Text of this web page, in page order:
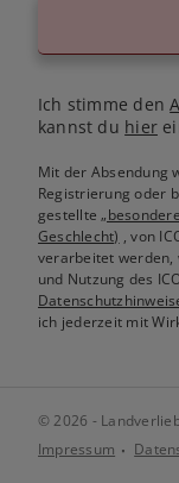
Ich stimme den
kannst du hier
Mit der Absendung
Registrierung oder
gestellte
Geschlecht) , von
verarbeitet werden,
und Nutzung des
ich jederzeit mit
© 2026 -
Impressum